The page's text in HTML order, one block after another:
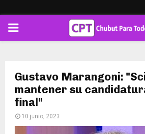
PRIMARY
Gustavo Marangoni:
mantener su
final"
10 junio, 2023